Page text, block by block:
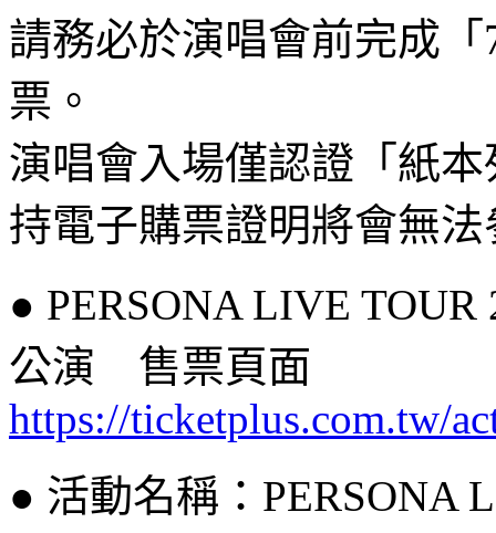
請務必於演唱會前完成
票。
演唱會入場僅認證「紙
持電子購票證明將會無
● PERSONA LIVE TOUR
公演 售票頁面
https://ticketplus.com.tw/
● 活動名稱：PERSONA